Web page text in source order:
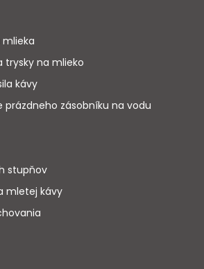
trysky na mlieko
kávy
prázdneho zásobníku na vodu
stupňov
mletej kávy